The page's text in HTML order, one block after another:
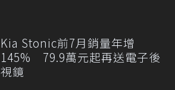
Kia Stonic前7月銷量年增
145% 79.9萬元起再送電子後
視鏡